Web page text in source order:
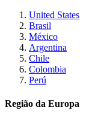
United States
Brasil
México
Argentina
Chile
Colombia
Perú
Região da Europa